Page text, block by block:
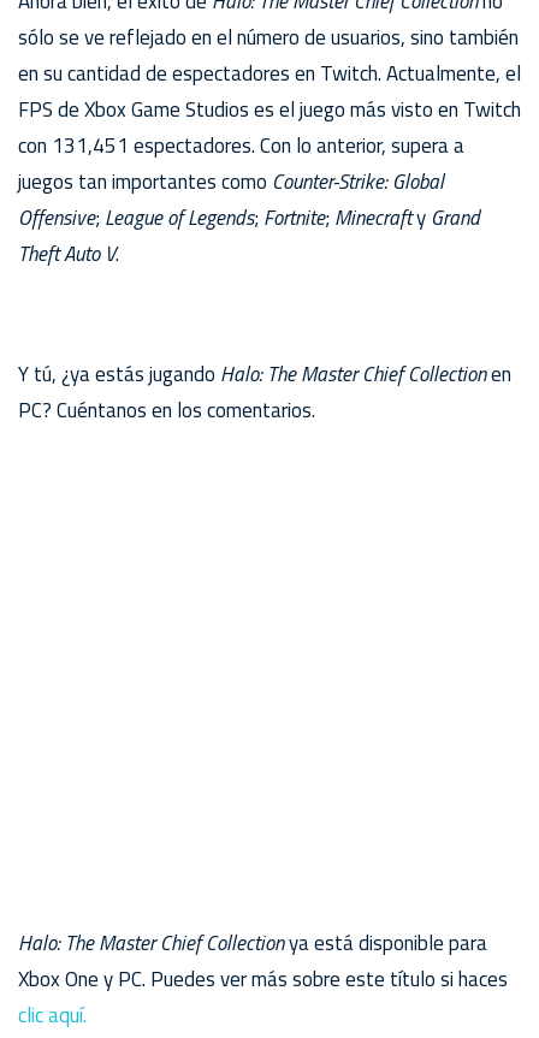
sólo se ve reflejado en el número de usuarios, sino también
en su cantidad de espectadores en Twitch. Actualmente, el
FPS de Xbox Game Studios es el juego más visto en Twitch
con 131,451 espectadores. Con lo anterior, supera a
juegos tan importantes como Counter-Strike: Global
Offensive; League of Legends; Fortnite; Minecrafty Grand
Theft Auto V.
Y tú, ¿ya estás jugando Halo: The Master Chief Collectionen
PC? Cuéntanos en los comentarios.
Halo: The Master Chief Collectionya está disponible para
Xbox One y PC. Puedes ver más sobre este título si haces
clic aquí.